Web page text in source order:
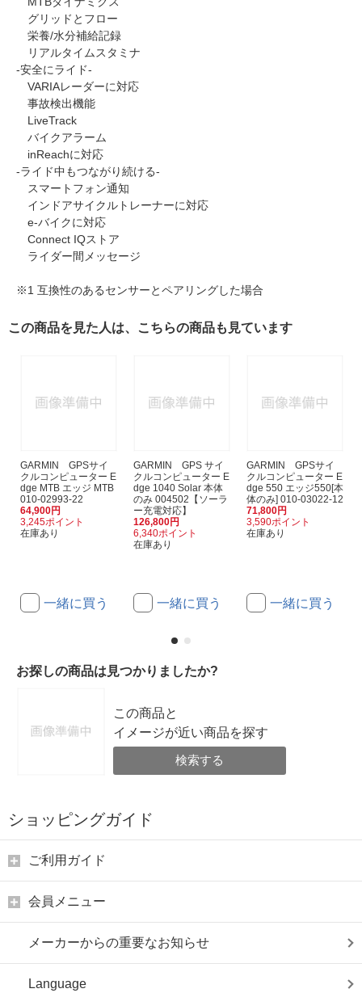
グリッドとフロー
栄養/水分補給記録
リアルタイムスタミナ
-安全にライド-
VARIAレーダーに対応
事故検出機能
LiveTrack
バイクアラーム
inReachに対応
-ライド中もつながり続ける-
スマートフォン通知
インドアサイクルトレーナーに対応
e-バイクに対応
Connect IQストア
ライダー間メッセージ
※1 互換性のあるセンサーとペアリングした場合
この商品を見た人は、こちらの商品も見ています
GARMIN GPSサイ
クルコンピューター E
dge MTB エッジ MTB
010-02993-22
64,900円
3,245ポイント
在庫あり
一緒に買う
GARMIN GPS サイ
クルコンピューター E
dge 1040 Solar 本体
のみ 004502【ソーラ
ー充電対応】
126,800円
6,340ポイント
在庫あり
一緒に買う
GARMIN GPSサイ
クルコンピューター E
dge 550 エッジ550[本
体のみ] 010-03022-12
71,800円
3,590ポイント
在庫あり
一緒に買う
お探しの商品は見つかりましたか?
この商品と
イメージが近い商品を探す
検索する
ショッピングガイド
ご利用ガイド
会員メニュー
メーカーからの重要なお知らせ
Language